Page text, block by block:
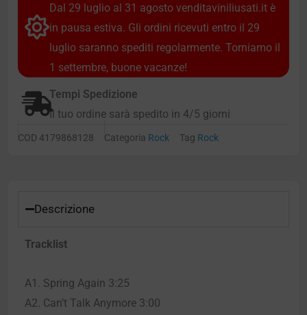
Dal 29 luglio al 31 agosto venditaviniliusati.it è
in pausa estiva. Gli ordini ricevuti entro il 29
luglio saranno spediti regolarmente. Torniamo il
1 settembre, buone vacanze!
Tempi Spedizione
Il tuo ordine sarà spedito in 4/5 giorni
COD 4179868128 Categoria Rock Tag Rock
Descrizione
Tracklist
A1. Spring Again 3:25
A2. Can’t Talk Anymore 3:00